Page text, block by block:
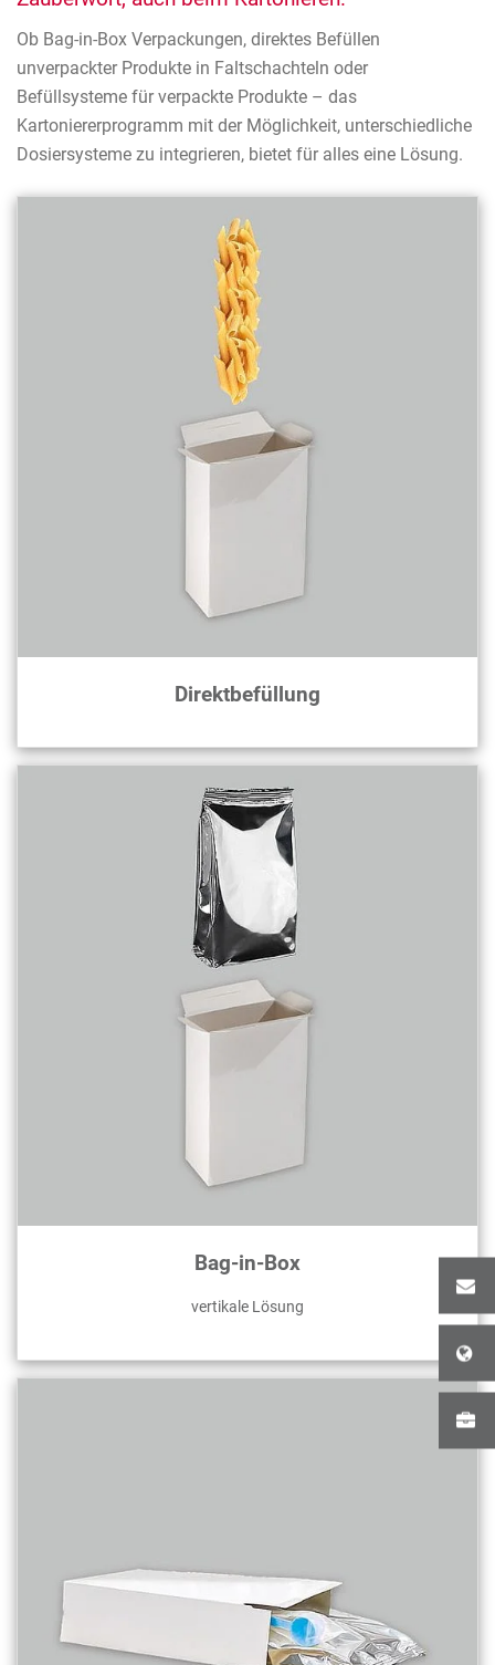
Ob Bag-in-Box Verpackungen, direktes Befüllen
unverpackter Produkte in Faltschachteln oder
Befüllsysteme für verpackte Produkte – das
Kartoniererprogramm mit der Möglichkeit, unterschiedliche
Dosiersysteme zu integrieren, bietet für alles eine Lösung.
Direktbefüllung
Bag-in-Box
vertikale Lösung